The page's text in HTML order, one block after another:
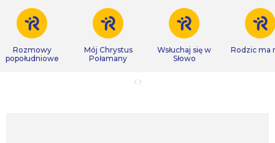
Rozmowy
popołudniowe
Mój Chrystus
Połamany
Wsłuchaj się w
Słowo
Rodzic ma